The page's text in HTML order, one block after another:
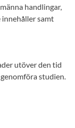
handlingar,
innehåller samt
utöver den tid
studien.